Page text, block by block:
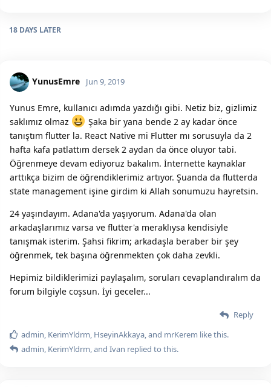
18 DAYS LATER
YunusEmre Jun 9, 2019
Yunus Emre, kullanıcı adımda yazdığı gibi. Netiz biz, gizlimiz
saklımız olmaz
Şaka bir yana bende 2 ay kadar önce
tanıştım flutter la. React Native mi Flutter mı sorusuyla da 2
hafta kafa patlattım dersek 2 aydan da önce oluyor tabi.
Öğrenmeye devam ediyoruz bakalım. İnternette kaynaklar
arttıkça bizim de öğrendiklerimiz artıyor. Şuanda da flutterda
state management işine girdim ki Allah sonumuzu hayretsin.
24 yaşındayım. Adana'da yaşıyorum. Adana'da olan
arkadaşlarımız varsa ve flutter'a meraklıysa kendisiyle
tanışmak isterim. Şahsi fikrim; arkadaşla beraber bir şey
öğrenmek, tek başına öğrenmekten çok daha zevkli.
Hepimiz bildiklerimizi paylaşalım, soruları cevaplandıralım da
forum bilgiyle coşsun. İyi geceler...
Reply
admin, KerimYldrm, HseyinAkkaya, and mrKerem like this.
admin, KerimYldrm, and Ivan replied to this.